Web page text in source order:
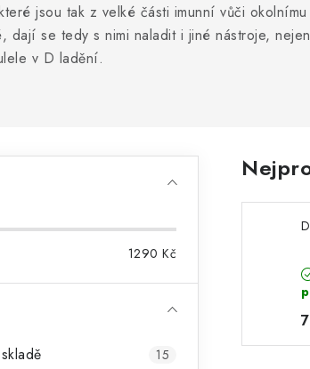
jsou tak z velké části imunní vůči
dají se tedy s nimi naladit i jiné nástroje,
v D ladění.
1290 Kč
15